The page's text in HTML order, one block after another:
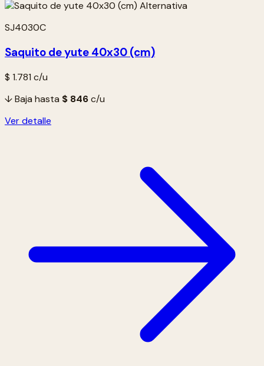
SJ4030C
Saquito de yute 40x30 (cm)
$ 1.781 c/u
↓ Baja hasta $ 846c/u
Ver detalle